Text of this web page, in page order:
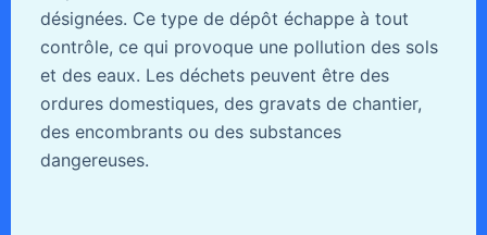
désignées. Ce type de dépôt échappe à tout
contrôle, ce qui provoque une pollution des sols
et des eaux. Les déchets peuvent être des
ordures domestiques, des gravats de chantier,
des encombrants ou des substances
dangereuses.